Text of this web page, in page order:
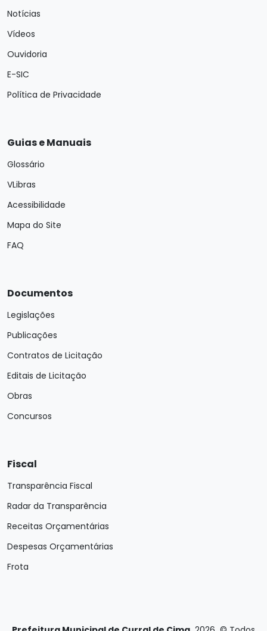
Notícias
Vídeos
Ouvidoria
E-SIC
Política de Privacidade
Guias e Manuais
Glossário
VLibras
Acessibilidade
Mapa do Site
FAQ
Documentos
Legislações
Publicações
Contratos de Licitação
Editais de Licitação
Obras
Concursos
Fiscal
Transparência Fiscal
Radar da Transparência
Receitas Orçamentárias
Despesas Orçamentárias
Frota